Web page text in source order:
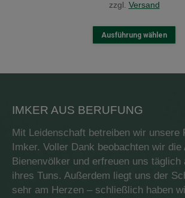
zzgl. Versand
Ausführung wählen
auf
IMKER AUS BERUFUNG
Mit Leidenschaft betreiben wir unsere
Imker. Voller Dank beobachten wir die
Bienenvölker und erfreuen uns täglich
ihres Tuns. Außerdem liegt uns der
sehr am Herzen – schließlich haben